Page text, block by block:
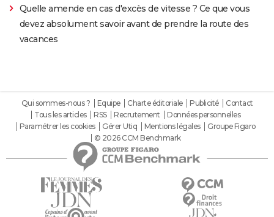
Quelle amende en cas d'excès de vitesse ? Ce que vous
devez absolument savoir avant de prendre la route des
vacances
Qui sommes-nous ? Equipe Charte éditoriale Publicité
Contact
Tous les articles
RSS Recrutement
Données personnelles
Paramétrer les cookies
Gérer Utiq Mentions légales
Groupe Figaro
© 2026 CCM Benchmark